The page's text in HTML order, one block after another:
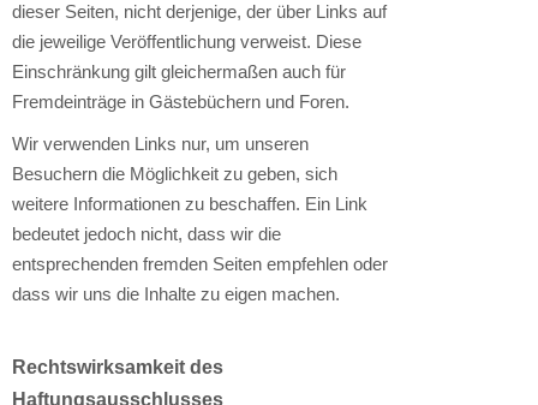
dieser Seiten, nicht derjenige, der über Links auf
die jeweilige Veröffentlichung verweist. Diese
Einschränkung gilt gleichermaßen auch für
Fremdeinträge in Gästebüchern und Foren.
Wir verwenden Links nur, um unseren
Besuchern die Möglichkeit zu geben, sich
weitere Informationen zu beschaffen. Ein Link
bedeutet jedoch nicht, dass wir die
entsprechenden fremden Seiten empfehlen oder
dass wir uns die Inhalte zu eigen machen.
Rechtswirksamkeit des
Haftungsausschlusses